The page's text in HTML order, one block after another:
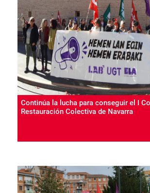
Continúa la lucha para conseguir el I
Restauración Colectiva de Navarra